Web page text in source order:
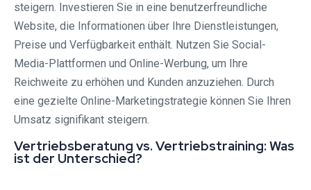
steigern. Investieren Sie in eine benutzerfreundliche
Website, die Informationen über Ihre Dienstleistungen,
Preise und Verfügbarkeit enthält. Nutzen Sie Social-
Media-Plattformen und Online-Werbung, um Ihre
Reichweite zu erhöhen und Kunden anzuziehen. Durch
eine gezielte Online-Marketingstrategie können Sie Ihren
Umsatz signifikant steigern.
Vertriebsberatung vs. Vertriebstraining: Was
ist der Unterschied?